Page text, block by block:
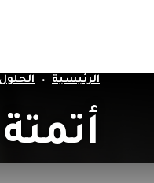
الرئيسية الحلول